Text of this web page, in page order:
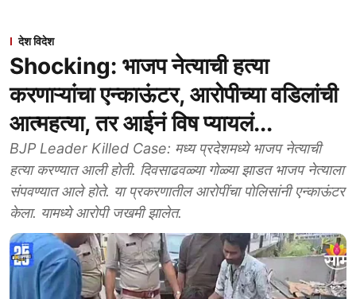
देश विदेश
Shocking: भाजप नेत्याची हत्या
करणाऱ्यांचा एन्काऊंटर, आरोपीच्या वडिलांची
आत्महत्या, तर आईनं विष प्यायलं...
BJP Leader Killed Case: मध्य प्रदेशमध्ये भाजप नेत्याची
हत्या करण्यात आली होती. दिवसाढवळ्या गोळ्या झाडत भाजप नेत्याला
संपवण्यात आले होते. या प्रकरणातील आरोपींचा पोलिसांनी एन्काऊंटर
केला. यामध्ये आरोपी जखमी झालेत.